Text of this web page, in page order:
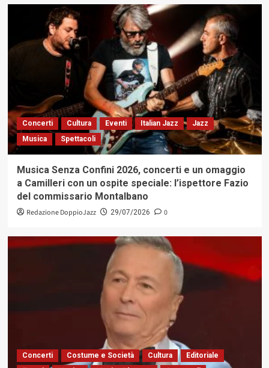
Concerti Cultura Eventi Italian Jazz
Jazz
Musica
Spettacoli
Musica Senza Confini 2026, concerti e un omaggio
a Camilleri con un ospite speciale: l’ispettore Fazio
del commissario Montalbano
Redazione DoppioJazz 29/07/2026 0
Concerti Costume e Società Cultura
Editoriale